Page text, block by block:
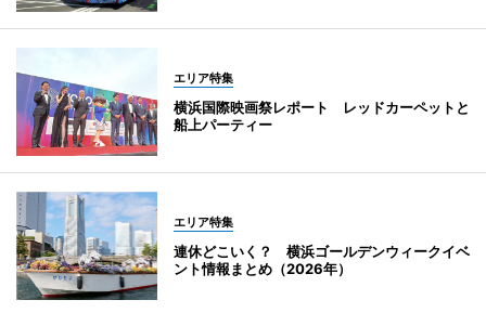
エリア特集
横浜国際映画祭レポート レッドカーペットと
船上パーティー
エリア特集
連休どこいく？ 横浜ゴールデンウィークイベ
ント情報まとめ（2026年）